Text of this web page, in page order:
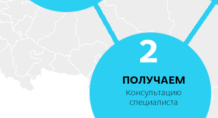
2
ПОЛУЧАЕМ
Консультацию
специалиста